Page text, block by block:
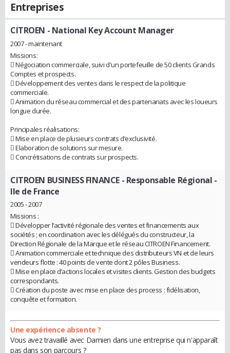
Entreprises
CITROEN - National Key Account Manager
2007 - maintenant
Missions:
 Négociation commerciale, suivi d'un portefeuille de 50 clients Grands
Comptes et prospects.
 Développement des ventes dans le respect de la politique
commerciale.
 Animation du réseau commercial et des partenariats avec les loueurs
longue durée.
Principales réalisations:
 Mise en place de plusieurs contrats d’exclusivité.
 Elaboration de solutions sur mesure.
 Concrétisations de contrats sur prospects.
CITROEN BUSINESS FINANCE- Responsable Régional -
Ile de France
2005 - 2007
Missions :
 Développer l’activité régionale des ventes et financements aux
sociétés ; en coordination avec les délégués du constructeur, la
Direction Régionale de la Marque et le réseau CITROEN Financement.
 Animation commerciale et technique des distributeurs VN et de leurs
vendeurs flotte : 40 points de vente dont 2 pôles Business.
 Mise en place d’actions locales et visites clients. Gestion des budgets
correspondants.
 Création du poste avec mise en place des process : fidélisation,
conquête et formation.
Une expérience absente ?
Vous avez travaillé avec Damien dans une entreprise qui n'apparaît
pas dans son parcours ?